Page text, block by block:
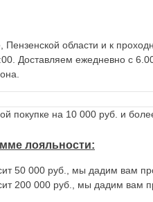
области и к
Доставляем ежедневно с
покупке на 10 000 руб. и
лояльности:
50 000 руб., мы дадим вам
200 000 руб., мы дадим вам